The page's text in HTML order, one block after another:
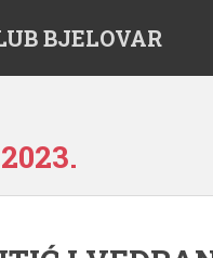
BJELOVAR